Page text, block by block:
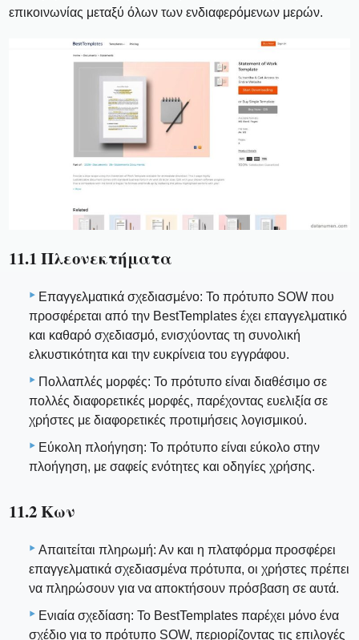
επικοινωνίας μεταξύ όλων των ενδιαφερόμενων μερών.
11.1 Πλεονεκτήματα
Επαγγελματικά σχεδιασμένο: Το πρότυπο SOW που
προσφέρεται από την BestTemplates έχει επαγγελματικό
και καθαρό σχεδιασμό, ενισχύοντας τη συνολική
ελκυστικότητα και την ευκρίνεια του εγγράφου.
Πολλαπλές μορφές: Το πρότυπο είναι διαθέσιμο σε
πολλές διαφορετικές μορφές, παρέχοντας ευελιξία σε
χρήστες με διαφορετικές προτιμήσεις λογισμικού.
Εύκολη πλοήγηση: Το πρότυπο είναι εύκολο στην
πλοήγηση, με σαφείς ενότητες και οδηγίες χρήσης.
11.2 Κων
Απαιτείται πληρωμή: Αν και η πλατφόρμα προσφέρει
επαγγελματικά σχεδιασμένα πρότυπα, οι χρήστες πρέπει
να πληρώσουν για να αποκτήσουν πρόσβαση σε αυτά.
Ενιαία σχεδίαση: Το BestTemplates παρέχει μόνο ένα
σχέδιο για το πρότυπο SOW, περιορίζοντας τις επιλογές